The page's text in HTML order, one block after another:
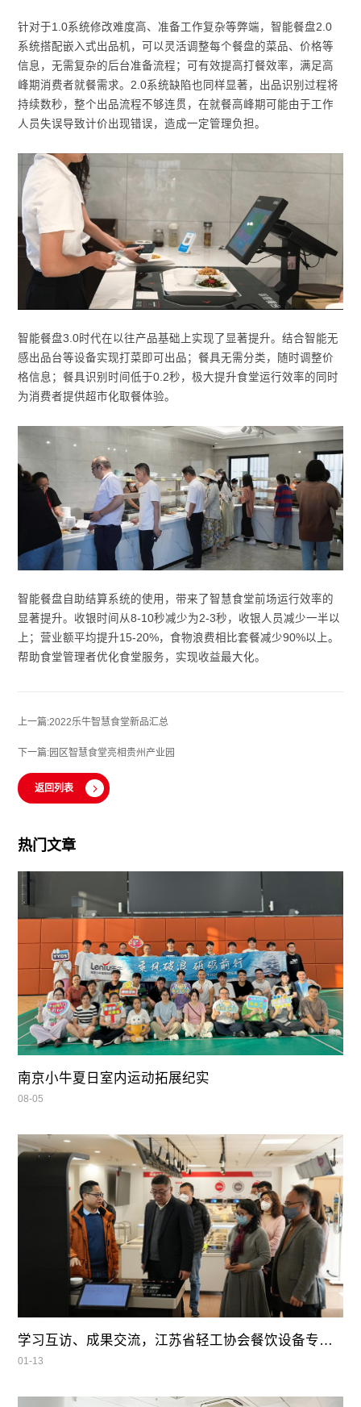
针对于1.0系统修改难度高、准备工作复杂等弊端，智能餐盘2.0
系统搭配嵌入式出品机，可以灵活调整每个餐盘的菜品、价格等
信息，无需复杂的后台准备流程；可有效提高打餐效率，满足高
峰期消费者就餐需求。2.0系统缺陷也同样显著，出品识别过程将
持续数秒，整个出品流程不够连贯，在就餐高峰期可能由于工作
人员失误导致计价出现错误，造成一定管理负担。
智能餐盘3.0时代在以往产品基础上实现了显著提升。结合智能无
感出品台等设备实现打菜即可出品；餐具无需分类，随时调整价
格信息；餐具识别时间低于0.2秒，极大提升食堂运行效率的同时
为消费者提供超市化取餐体验。
智能餐盘自助结算系统的使用，带来了智慧食堂前场运行效率的
显著提升。收银时间从8-10秒减少为2-3秒，收银人员减少一半以
上；营业额平均提升15-20%，食物浪费相比套餐减少90%以上。
帮助食堂管理者优化食堂服务，实现收益最大化。
上一篇:2022乐牛智慧食堂新品汇总
下一篇:园区智慧食堂亮相贵州产业园
返回列表
热门文章
南京小牛夏日室内运动拓展纪实
08-05
学习互访、成果交流，江苏省轻工协会餐饮设备专业委员会领导莅临我司参观指导
01-13